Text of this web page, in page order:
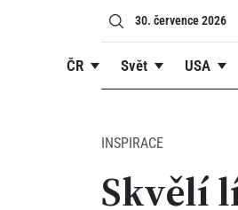
30. července 2026
ČR Svět USA
INSPIRACE
Skvělí